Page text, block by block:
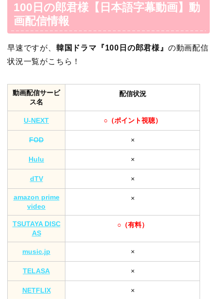
100日の郎君様【日本語字幕動画】動
画配信情報
早速ですが、 韓国ドラマ『100日の郎君様』 の動画配信
状況一覧がこちら！
動画配信サービ
ス名
配信状況
U-NEXT ○（ポイント視聴）
FOD ×
Hulu ×
dTV ×
amazon prime
video
×
TSUTAYA DISC
AS
○（有料）
music.jp ×
TELASA ×
NETFLIX ×